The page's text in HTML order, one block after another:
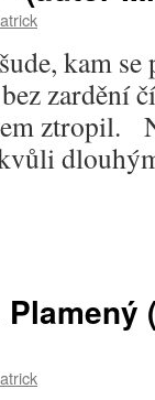
kam
zardění
ztropil.
kvůli